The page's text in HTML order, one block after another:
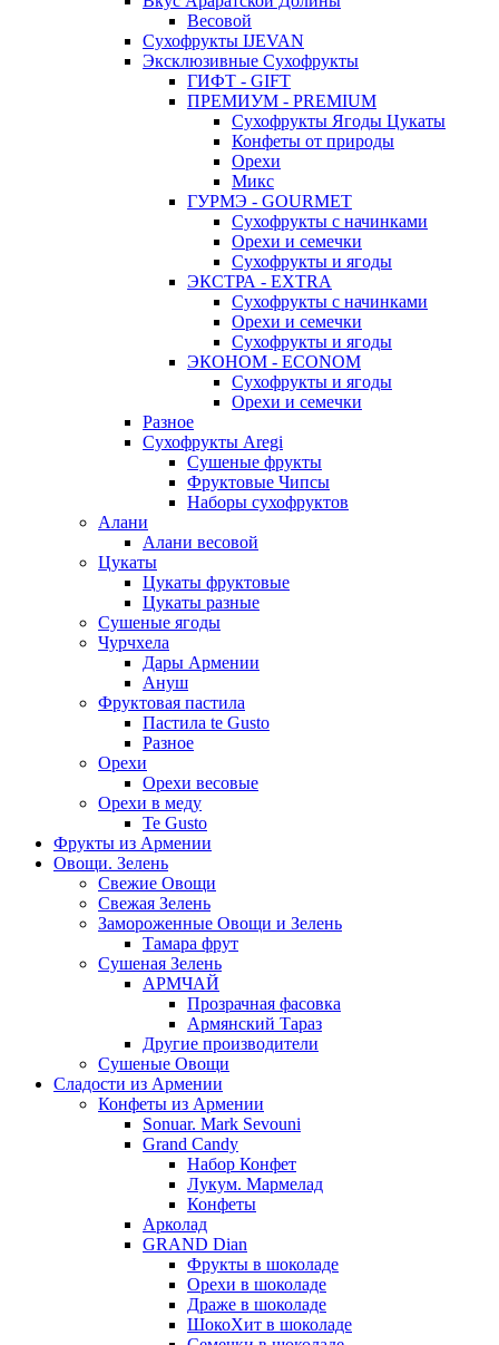
Весовой
Сухофрукты IJEVAN
Эксклюзивные Сухофрукты
ГИФТ - GIFT
ПРЕМИУМ - PREMIUM
Сухофрукты Ягоды Цукаты
Конфеты от природы
Орехи
Микс
ГУРМЭ - GOURMET
Сухофрукты с начинками
Орехи и семечки
Сухофрукты и ягоды
ЭКСТРА - EXTRA
Сухофрукты с начинками
Орехи и семечки
Сухофрукты и ягоды
ЭКОНОМ - ECONOM
Сухофрукты и ягоды
Орехи и семечки
Разное
Сухофрукты Aregi
Сушеные фрукты
Фруктовые Чипсы
Наборы сухофруктов
Алани
Алани весовой
Цукаты
Цукаты фруктовые
Цукаты разные
Сушеные ягоды
Чурчхела
Дары Армении
Ануш
Фруктовая пастила
Пастила te Gusto
Разное
Орехи
Орехи весовые
Орехи в меду
Te Gusto
Фрукты из Армении
Овощи. Зелень
Свежие Овощи
Свежая Зелень
Замороженные Овощи и Зелень
Тамара фрут
Сушеная Зелень
АРМЧАЙ
Прозрачная фасовка
Армянский Тараз
Другие производители
Сушеные Овощи
Сладости из Армении
Конфеты из Армении
Sonuar. Mark Sevouni
Grand Candy
Набор Конфет
Лукум. Мармелад
Конфеты
Арколад
GRAND Dian
Фрукты в шоколаде
Орехи в шоколаде
Драже в шоколаде
ШокоХит в шоколаде